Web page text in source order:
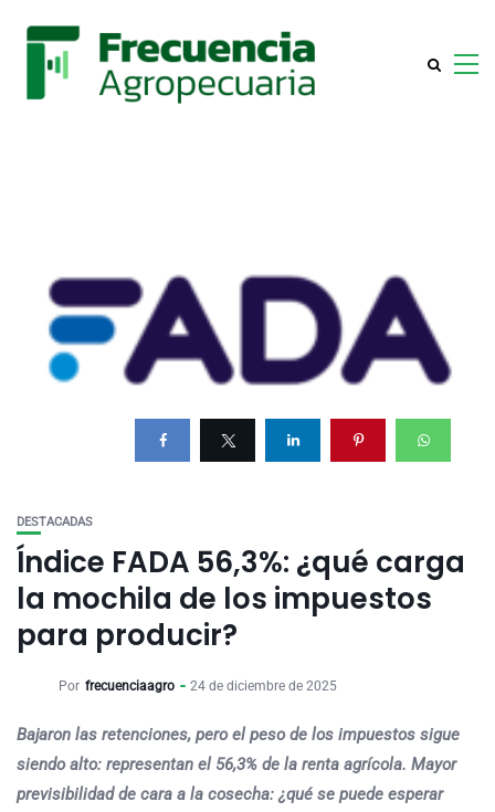
DESTACADAS
Índice FADA 56,3%: ¿qué carga
la mochila de los impuestos
para producir?
Por frecuenciaagro 24 de diciembre de 2025
Bajaron las retenciones, pero el peso de los impuestos sigue
siendo alto: representan el 56,3% de la renta agrícola. Mayor
previsibilidad de cara a la cosecha: ¿qué se puede esperar